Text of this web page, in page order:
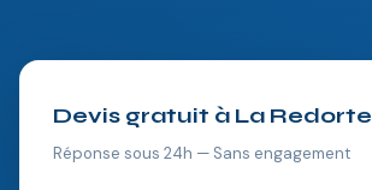
Devis gratuit à La Redorte
Réponse sous 24h — Sans engagement